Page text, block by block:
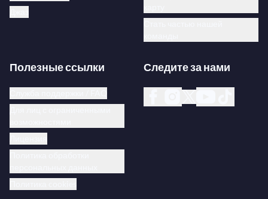
Полезные ссылки Следите за нами